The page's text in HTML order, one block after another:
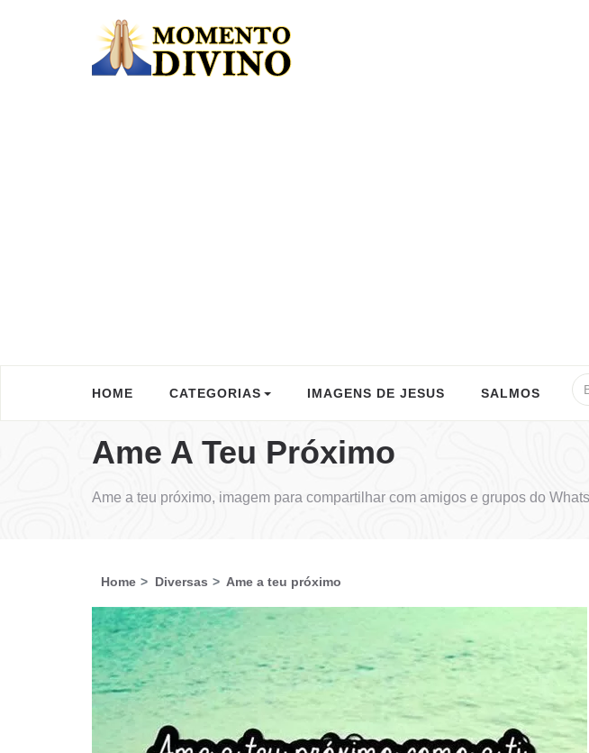
HOME CATEGORIAS IMAGENS DE JESUS SALMOS
Ame A Teu Próximo
Ame a teu próximo, imagem para compartilhar com amigos e grupos do
Home Diversas Ame a teu próximo